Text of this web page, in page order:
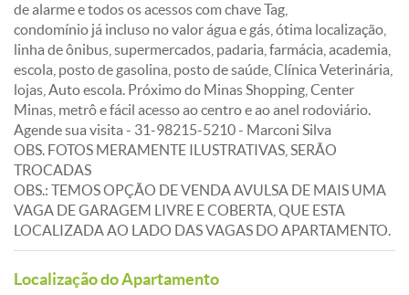
de alarme e todos os acessos com chave Tag,
condomínio já incluso no valor água e gás, ótima localização,
linha de ônibus, supermercados, padaria, farmácia, academia,
escola, posto de gasolina, posto de saúde, Clínica Veterinária,
lojas, Auto escola. Próximo do Minas Shopping, Center
Minas, metrô e fácil acesso ao centro e ao anel rodoviário.
Agende sua visita - 31-98215-5210 - Marconi Silva
OBS. FOTOS MERAMENTE ILUSTRATIVAS, SERÃO
TROCADAS
OBS.: TEMOS OPÇÃO DE VENDA AVULSA DE MAIS UMA
VAGA DE GARAGEM LIVRE E COBERTA, QUE ESTA
LOCALIZADA AO LADO DAS VAGAS DO APARTAMENTO.
Localização do Apartamento